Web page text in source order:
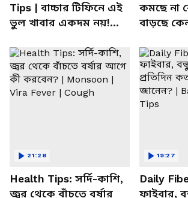
Tips | বাচ্চার টিফিনে এই
ভুল খাবার একদম নয়!
কমছে না
বাড়ছে
Health Tips: সর্দি-কাশি,
জ্বর থেকে বাঁচতে বর্ষার
21:28
Daily
ফাইবার,
19:27